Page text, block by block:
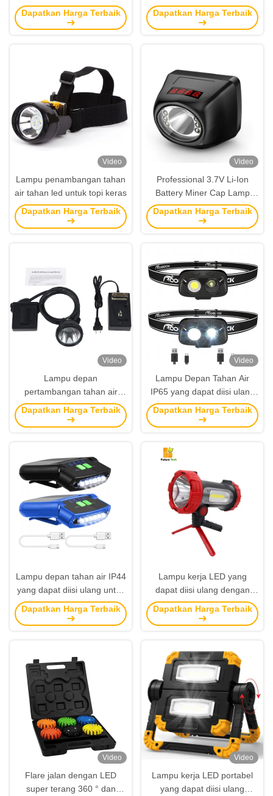
Air IP55 untuk Berkemah
dan Bersepeda
Dapatkan Harga Terbaik
depan LED Lampu kerja
dengan baterai isi ulang
Dapatkan Harga Terbaik
Video
Lampu penambangan tahan
air tahan led untuk topi keras
Dapatkan Harga Terbaik
Video
Professional 3.7V Li-Ion
Battery Miner Cap Lamp
dengan 15 jam
pencahayaan terus menerus
Dapatkan Harga Terbaik
Video
Lampu depan
pertambangan tahan air
IP68 super terang dengan
waktu berjalan 20 jam
pekerjaan luar ruangan
Dapatkan Harga Terbaik
Video
Lampu Depan Tahan Air
IP65 yang dapat diisi ulang
dengan Kecerahan 500LM
untuk Lampu Kerja Luar
Dapatkan Harga Terbaik
Lampu depan tahan air IP44
yang dapat diisi ulang untuk
kegiatan luar ruangan
Dapatkan Harga Terbaik
Lampu kerja LED yang
dapat diisi ulang dengan
kecerahan tinggi 330 LM
dan tahan air IP44 untuk
Dapatkan Harga Terbaik
Video
Flare jalan dengan LED
super terang 360 ° dan
Video
Lampu kerja LED portabel
yang dapat diisi ulang